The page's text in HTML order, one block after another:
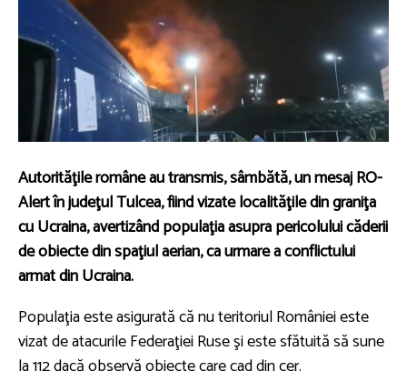
Autorităţile române au transmis, sâmbătă, un mesaj RO-
Alert în judeţul Tulcea, fiind vizate localităţile din graniţa
cu Ucraina, avertizând populaţia asupra pericolului căderii
de obiecte din spaţiul aerian, ca urmare a conflictului
armat din Ucraina.
Populaţia este asigurată că nu teritoriul României este
vizat de atacurile Federaţiei Ruse şi este sfătuită să sune
la 112 dacă observă obiecte care cad din cer.